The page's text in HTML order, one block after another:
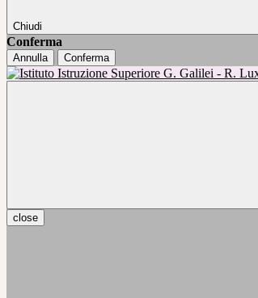
Chiudi
Conferma
Annulla Conferma
close